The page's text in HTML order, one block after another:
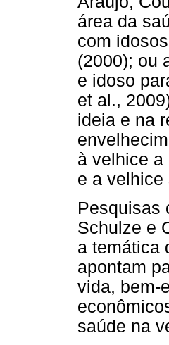
área da
com
(2000); ou
e idoso
et al.,
ideia e na
à velhice a
e a velhice
Pesquisas
Schulze e
a temática
apontam
vida, bem-
saúde na